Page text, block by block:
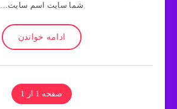
شما سایت اسم سایت…
ادامه خواندن
صفحه 1 از 1